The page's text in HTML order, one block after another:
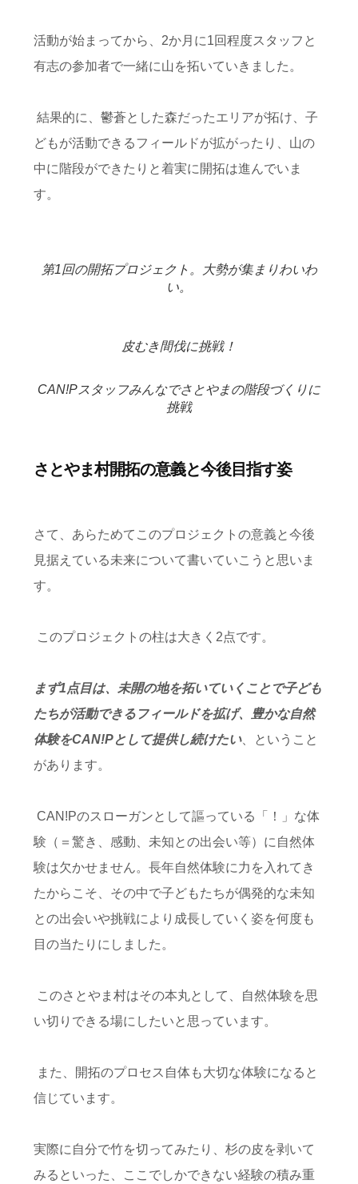
活動が始まってから、 2か月に1回程度スタッフと
有志の参加者で一緒に山を拓いていきました。
結果的に、鬱蒼とした森だったエリアが拓け、子
どもが活動できるフィールドが拡がったり、山の
中に階段ができたりと着実に開拓は進んでいま
す。
第1回の開拓プロジェクト。大勢が集まりわいわ
い。
皮むき間伐に挑戦！
CAN!Pスタッフみんなでさとやまの階段づくりに
挑戦
さとやま村開拓の意義と今後目指す姿
さて、あらためてこのプロジェクトの意義と今後
見据えている未来について書いていこうと思いま
す。
このプロジェクトの柱は大きく 2点です。
まず1点目は、未開の地を拓いていくことで子ども
たちが活動できるフィールドを拡げ、豊かな自然
体験をCAN!Pとして提供し続けたい、ということ
があります。
CAN!Pのスローガンとして謳っている「！」な体
験（＝驚き、感動、未知との出会い等）に自然体
験は欠かせません。長年自然体験に力を入れてき
たからこそ、その中で子どもたちが偶発的な未知
との出会いや挑戦により成長していく姿を何度も
目の当たりにしました。
このさとやま村はその本丸として、自然体験を思
い切りできる場にしたいと思っています。
また、開拓のプロセス自体も大切な体験になると
信じています。
実際に自分で竹を切ってみたり、杉の皮を剥いて
みるといった、ここでしかできない経験の積み重